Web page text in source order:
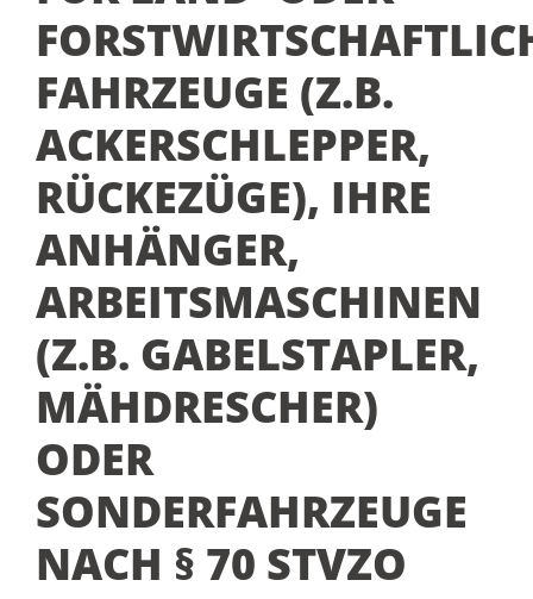
FAHRZEUGE (Z.B.
ACKERSCHLEPPER,
RÜCKEZÜGE), IHRE
ANHÄNGER,
ARBEITSMASCHINEN
(Z.B. GABELSTAPLER,
MÄHDRESCHER)
ODER
SONDERFAHRZEUGE
NACH § 70 STVZO